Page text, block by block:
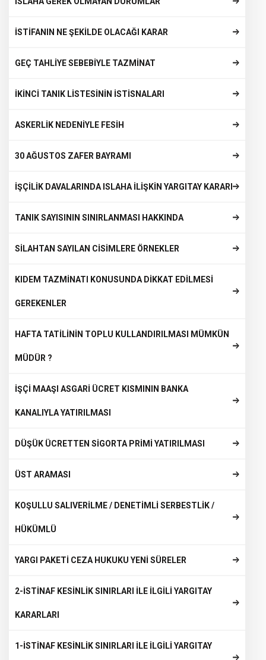
İSTİFANIN NE ŞEKİLDE OLACAĞI KARAR
GEÇ TAHLİYE SEBEBİYLE TAZMİNAT
İKİNCİ TANIK LİSTESİNİN İSTİSNALARI
ASKERLİK NEDENİYLE FESİH
30 AĞUSTOS ZAFER BAYRAMI
İŞÇİLİK DAVALARINDA ISLAHA İLİŞKİN YARGITAY KARARI
TANIK SAYISININ SINIRLANMASI HAKKINDA
SİLAHTAN SAYILAN CİSİMLERE ÖRNEKLER
KIDEM TAZMİNATI KONUSUNDA DİKKAT EDİLMESİ
GEREKENLER
HAFTA TATİLİNİN TOPLU KULLANDIRILMASI MÜMKÜN
MÜDÜR ?
İŞÇİ MAAŞI ASGARİ ÜCRET KISMININ BANKA
KANALIYLA YATIRILMASI
DÜŞÜK ÜCRETTEN SİGORTA PRİMİ YATIRILMASI
ÜST ARAMASI
KOŞULLU SALIVERİLME / DENETİMLİ SERBESTLİK /
HÜKÜMLÜ
YARGI PAKETİ CEZA HUKUKU YENİ SÜRELER
2-İSTİNAF KESİNLİK SINIRLARI İLE İLGİLİ YARGITAY
KARARLARI
1-İSTİNAF KESİNLİK SINIRLARI İLE İLGİLİ YARGITAY